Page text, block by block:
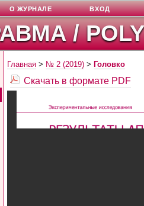
/
О ЖУРНАЛЕ ВХОД
Главная > № 2 (2019) > Головко
Скачать в формате PDF